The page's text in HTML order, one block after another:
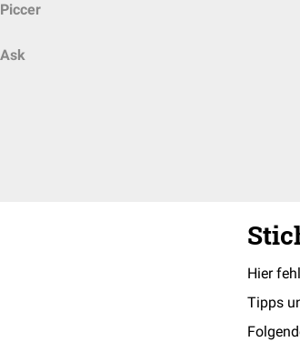
Piccer
Ask
Hier
Tipps